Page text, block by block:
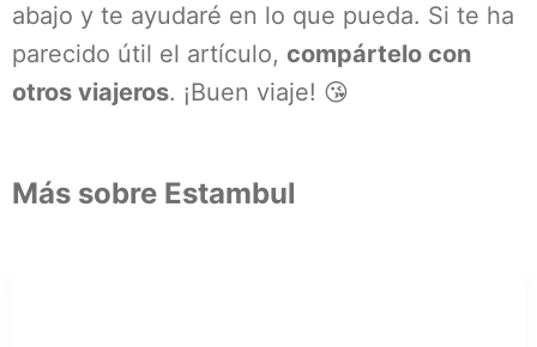
abajo y te ayudaré en lo que pueda. Si te ha
parecido útil el artículo, compártelo con
otros viajeros. ¡Buen viaje! 😘
Más sobre Estambul